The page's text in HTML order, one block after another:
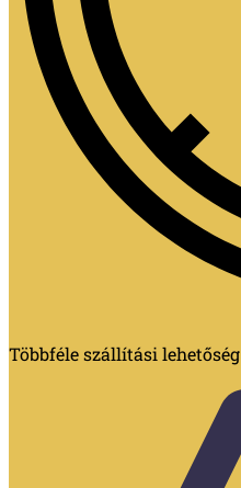
Többféle szállítási lehetőség